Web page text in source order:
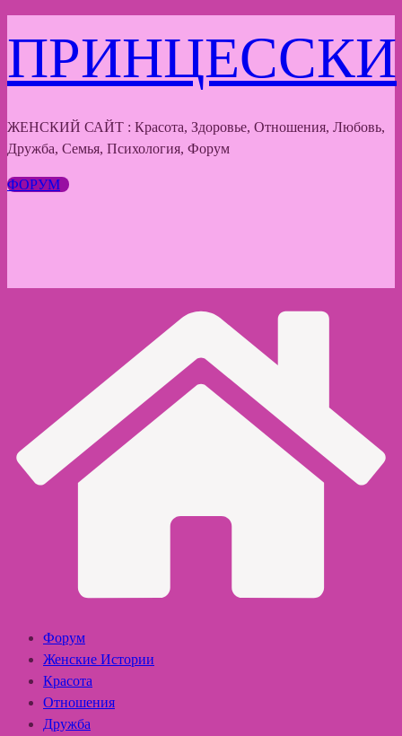
к
содержимому
ПРИНЦЕССКИ
ЖЕНСКИЙ САЙТ : Красота, Здоровье, Отношения, Любовь,
Дружба, Семья, Психология, Форум
ФОРУМ
Форум
Женские Истории
Красота
Отношения
Дружба